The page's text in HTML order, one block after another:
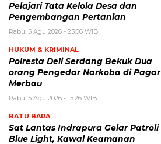
Pelajari Tata Kelola Desa dan
Pengembangan Pertanian
Rabu, 5 Agu 2026 - 23:06 WIB
HUKUM & KRIMINAL
Polresta Deli Serdang Bekuk Dua
orang Pengedar Narkoba di Pagar
Merbau
Rabu, 5 Agu 2026 - 15:26 WIB
BATU BARA
Sat Lantas Indrapura Gelar Patroli
Blue Light, Kawal Keamanan